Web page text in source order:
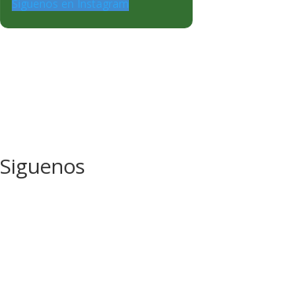
Siguenos en Instagram
Siguenos